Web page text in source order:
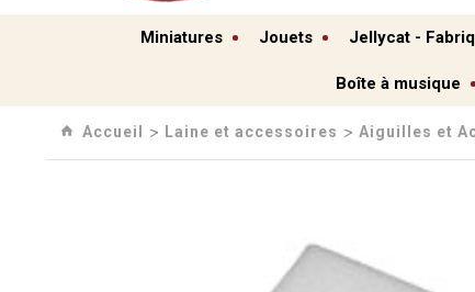
Miniatures Jouets Jellycat -
Boîte à musique
Accueil › Laine et accessoires › Aiguilles et